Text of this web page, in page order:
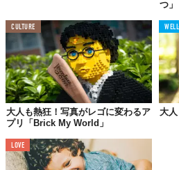
が健康な場合が多かったとのこと。
どを経験した子どもは、大人になって
高まったんだとか——。
「心」の健康は、「心臓」の健康に
を守るためには、心のケアが欠かせな
Reference:
Happy,
TABI
この世界は、もっと
つ」
CULTURE
大人も熱狂！写真がレゴに変わるア
プリ「Brick My World」
大
LOVE